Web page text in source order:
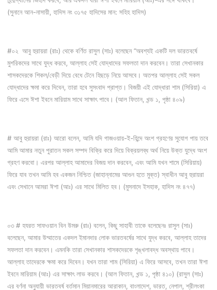
(সুনানে আন-নাসায়ী, হাদিস নং ৩১৭৫ হাদিসের মান: সহিহ হাদিস)
#০২ আবু হুরায়রা (রাঃ) থেকে বর্ণিত রাসুল (সাঃ) বলেছেন “অবশ্যই একটি দল ভারতবর্ষে
মুশরিকদের সাথে যুদ্ধ করবে, আল্লাহ সেই যোদ্ধাদের সফলতা দান করবেন। তারা সেখানকার
শাসকদেরকে শিকল/বেড়ী দিয়ে বেধে টেনে হিছড়ে নিয়ে আসবে। অতপর আল্লাহ সেই সকল
যোদ্ধাদের ক্ষমা করে দিবেন, তারা হবে সুসংবাদ প্রাপ্ত। বিজয়ী এই যোদ্ধারা শাম (সিরিয়া) এ
ফিরে এসে ঈশা ইবনে মারিয়াম সাথে সাক্ষাৎ পাবে। (আল ফিতান, খন্ড ১, পৃষ্ঠা ৪০৯)
# আবু হুরায়রা (রাঃ) আরো বলেন, আমি যদি গাজওয়ায়-ই-হিন্দে অংশ গ্রহণের সুযোগ পায় তবে
আমি আমার নতুন পুরাতন সকল সম্পদ বিক্রি করে দিয়ে বিক্রয়লব্ধ অর্থ নিয়ে উক্ত যুদ্ধে অংশ
গ্রহণ করবো। এরপর আল্লাহ আমাদের বিজয় দান করবেন, এবং আমি যখন শামে (সিরিয়ায়)
ফিরে যাব তখন আমি হব একজন নিশ্চিত (জাহান্নামের আগুন হতে মুক্ত) স্বাধীন আবু হুরায়রা
এবং সেখানে আমরা ঈশা (আঃ) এর সাথে মিলিত হব। (মুসনাদে ইসহাক, হাদিস নং ৪৭৭)
০৩ # হযরত সাফওয়ান বিন উমরু (রাঃ) বলেন, কিছু সাহাবী তাকে বলেছেনঃ রাসুল (সাঃ)
বলেছেন, আমার উম্মাতের একদল ইমানদার লোক ভারতবর্ষের সাথে যুদ্ধ করবে, আল্লাহ তাদের
সফলতা দান করবেন। এমনকি তারা সেখানকার শাসকদেরকে শৃঙ্খলাবদ্ধ অবস্থায় পাবে।
আল্লাহ তাদেরকে ক্ষমা করে দিবেন। যখন তারা শাম (সিরিয়া) এ ফিরে আসবে, তখন তারা ঈশা
ইবনে মারিয়াম (আঃ) এর সাক্ষাৎ লাভ করবে। (আল ফিতান, খন্ড ১, পৃষ্ঠা ৪১০) (রাসুল (সাঃ)
এর বর্ণনা অনুযায়ী ভারতবর্ষ বর্তমান মিয়ানমারের আরাকান, বাংলাদেশ, ভারত, নেপাল, শ্রীলংকা